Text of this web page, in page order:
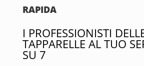
RAPIDA
I PROFESSIONISTI
TAPPARELLE AL TUO
SU 7